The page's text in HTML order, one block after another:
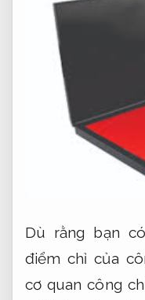
Dù rằng bạn
điểm chỉ của
cơ quan công